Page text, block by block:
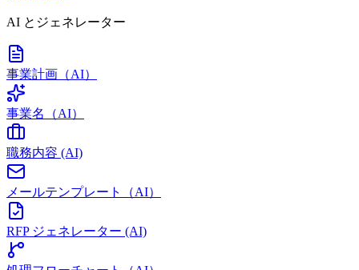
AI とジェネレーター
事業計画（AI）
事業名（AI）
職務内容 (AI)
メールテンプレート（AI）
RFP ジェネレーター (AI)